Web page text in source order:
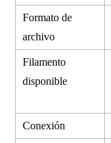
Formato de
archivo
Filamento
disponible
Conexión